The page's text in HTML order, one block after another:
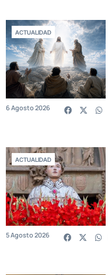
ACTUALIDAD
6 Agosto 2026
ACTUALIDAD
5 Agosto 2026